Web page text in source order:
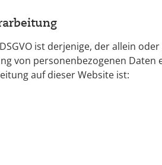
ist derjenige, der allein
von personenbezogenen Daten
auf dieser Website ist: